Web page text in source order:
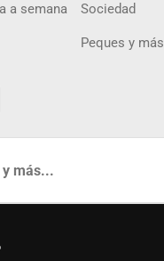
a semana Sociedad
Peques y más